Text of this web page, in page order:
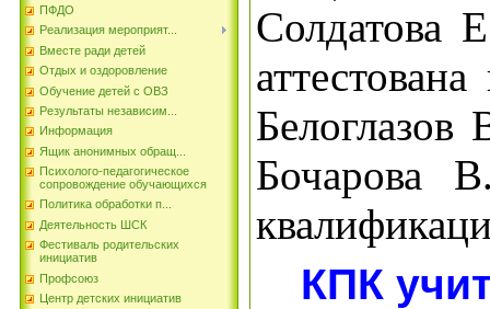
ПФДО
Реализация мероприят...
Вместе ради детей
Отдых и оздоровление
Обучение детей с ОВЗ
Результаты независим...
Информация
Ящик анонимных обращ...
Психолого-педагогическое
сопровождение обучающихся
Политика обработки п...
Деятельность ШСК
Фестиваль родительских
инициатив
Профсоюз
Центр детских инициатив
Солдатова
Бочарова
КПК